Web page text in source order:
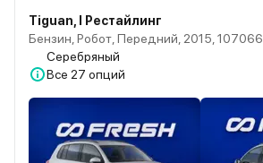
Tiguan, I Рестайлинг
Бензин, Робот, Передний, 2015, 107066
Серебряный
Все 27 опций